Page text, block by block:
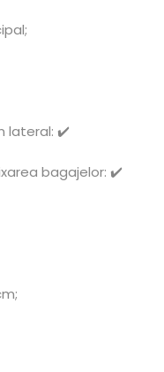
lateral: ✔️
bagajelor: ✔️